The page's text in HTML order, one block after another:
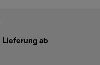
Lieferung ab